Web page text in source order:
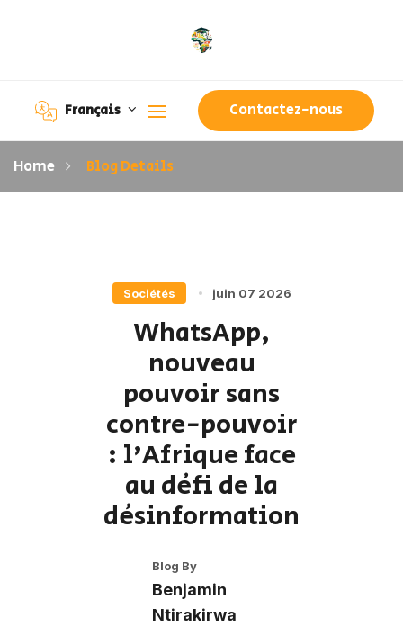
Français Contactez-nous
Home Blog Details
Sociétés juin 07 2026
WhatsApp,
nouveau
pouvoir sans
contre-pouvoir
: l'Afrique face
au défi de la
désinformation
Blog By
Benjamin
Ntirakirwa